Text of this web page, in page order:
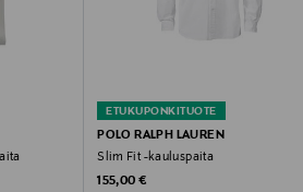
ETUKUPONKITUOTE
POLO RALPH LAUREN
Slim Fit -kauluspaita
Original Price
155,00 €